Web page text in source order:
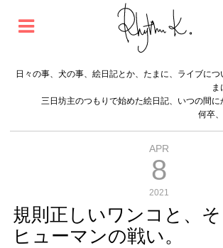
日々の事、犬の事、絵日記とか、たまに、ライブにつ
三日坊主のつもりで始めた絵日記、いつの間
何卒
APR
8
2021
規則正しいワンコと、
ヒューマンの戦い。